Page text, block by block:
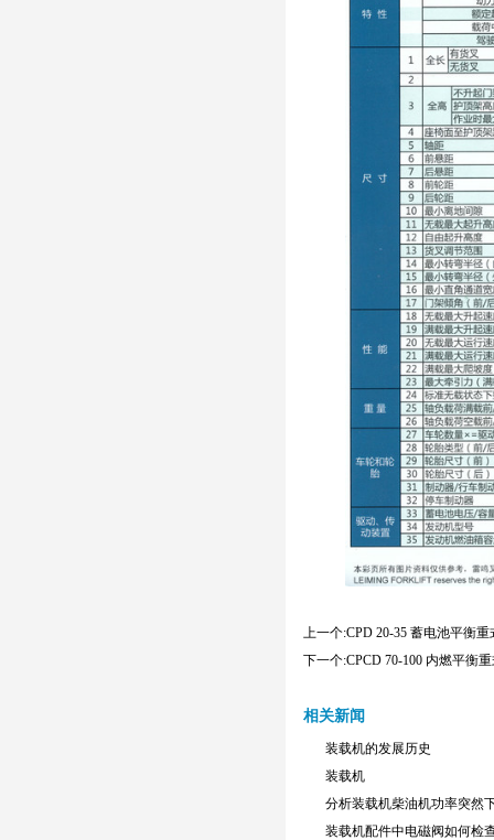
上一个:CPD 20-35 蓄电池平衡重
下一个:CPCD 70-100 内燃平衡
相关新闻
装载机的发展历史
装载机
分析装载机柴油机功率突然
装载机配件中电磁阀如何检